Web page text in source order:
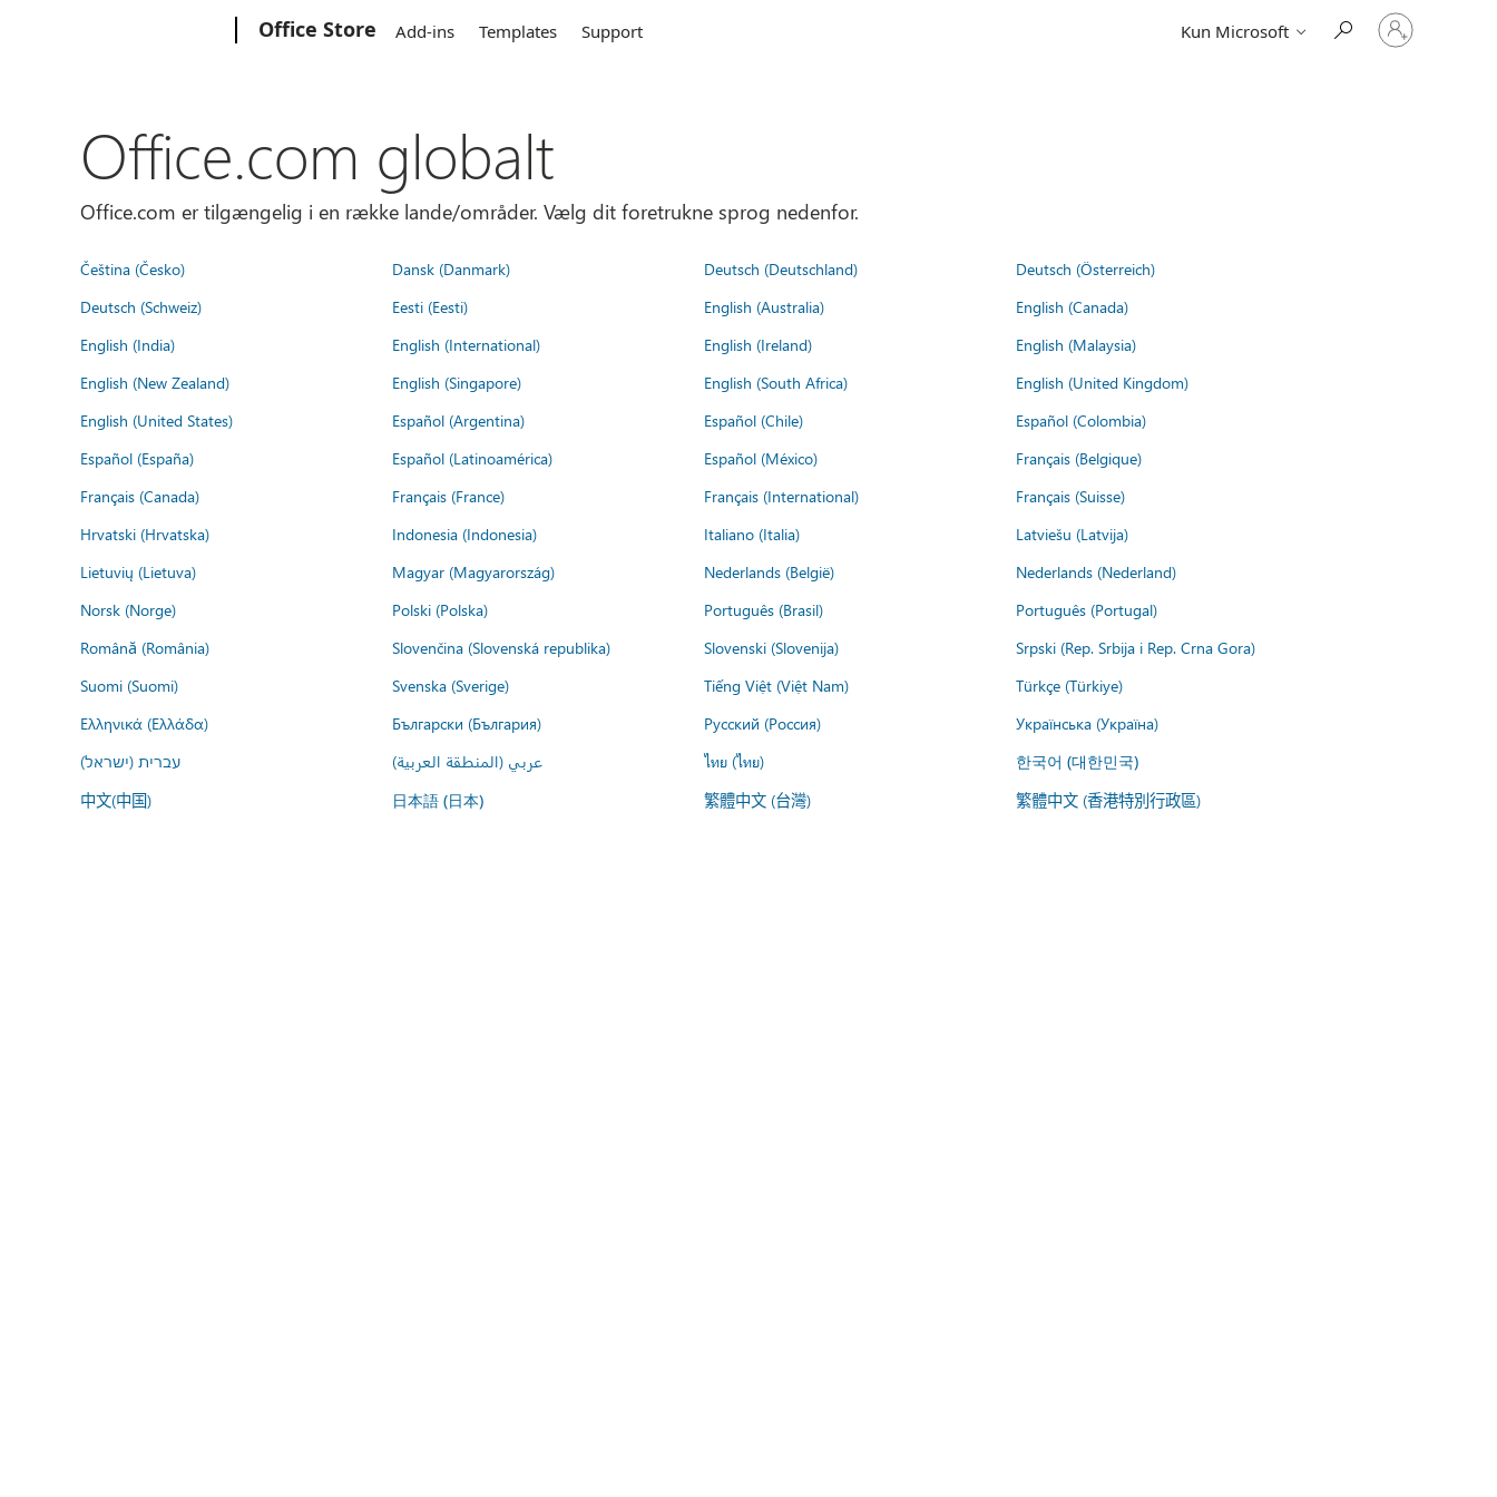
Office Store Add-ins Templates Support Kun Microsoft
Log
på
din
Office.com globalt
Office.com er tilgængelig i en række lande/områder. Vælg dit foretrukne sprog nedenfor.
Čeština (Česko) Dansk (Danmark) Deutsch (Deutschland)
Deutsch (Österreich)
Deutsch (Schweiz)
Eesti (Eesti) English (Australia)
English (Canada)
English (India)
English (International) English (Ireland)
English (Malaysia)
English (New Zealand)
English (Singapore) English (South Africa)
English (United Kingdom)
English (United States)
Español (Argentina) Español (Chile)
Español (Colombia)
Español (España)
Español (Latinoamérica) Español (México)
Français (Belgique)
Français (Canada)
Français (France) Français (International)
Français (Suisse)
Hrvatski (Hrvatska)
Indonesia (Indonesia) Italiano (Italia)
Latviešu (Latvija)
Lietuvių (Lietuva)
Magyar (Magyarország) Nederlands (België)
Nederlands (Nederland)
Norsk (Norge)
Polski (Polska) Português (Brasil)
Português (Portugal)
Română (România)
Slovenčina (Slovenská republika) Slovenski (Slovenija)
Srpski (Rep. Srbija i Rep. Crna Gora)
Suomi (Suomi)
Svenska (Sverige) Tiếng Việt (Việt Nam)
Türkçe (Türkiye)
Ελληνικά (Ελλάδα)
Български (България) Русский (Россия)
Українська (Україна)
עברית (ישראל)
عربي (المنطقة العربية) ไทย (ไทย) 한국어 (대한민국)
中文(中国) 日本語 (日本) 繁體中文 (台灣) 繁體中文 (香港特別行政區)